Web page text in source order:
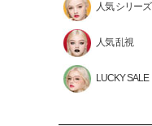
人気 シリーズ
人気 乱視
LUCKY SALE